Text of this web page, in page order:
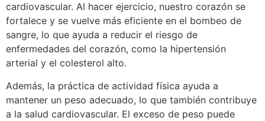
cardiovascular. Al hacer ejercicio, nuestro corazón se
fortalece y se vuelve más eficiente en el bombeo de
sangre, lo que ayuda a reducir el riesgo de
enfermedades del corazón, como la hipertensión
arterial y el colesterol alto.
Además, la práctica de actividad física ayuda a
mantener un peso adecuado, lo que también contribuye
a la salud cardiovascular. El exceso de peso puede